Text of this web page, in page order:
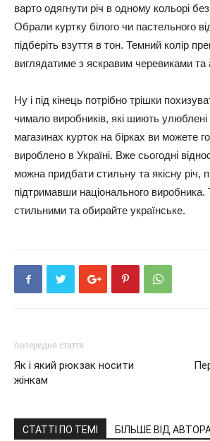
варто одягнути річ в одному кольорі без
Обрали куртку білого чи пастельного
підберіть взуття в тон. Темний колір
виглядатиме з яскравим черевиками та
Ну і під кінець потрібно трішки
чимало виробників, які шиють
магазинах курток на бірках ви можете
вироблено в Україні. Вже сьогодні
можна придбати стильну та якісну річ,
підтримавши національного
стильними та обирайте українське.
попередня стаття
Як і який рюкзак носити
жінкам
СТАТТІ ПО ТЕМІ БІЛЬШЕ ВІД